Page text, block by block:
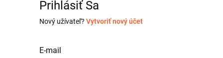
Prihlásiť Sa
Nový užívateľ? Vytvoriť nový účet
E-mail